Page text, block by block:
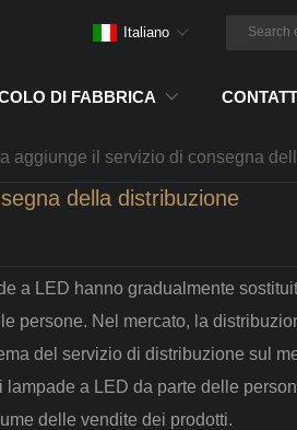
DI FABBRICA
Italiano
aggiunge il servizio di consegna
della distribuzione
a LED hanno gradualmente
persone. Nel mercato, la
del servizio di distribuzione sul
a LED da parte delle
delle vendite dei prodotti.